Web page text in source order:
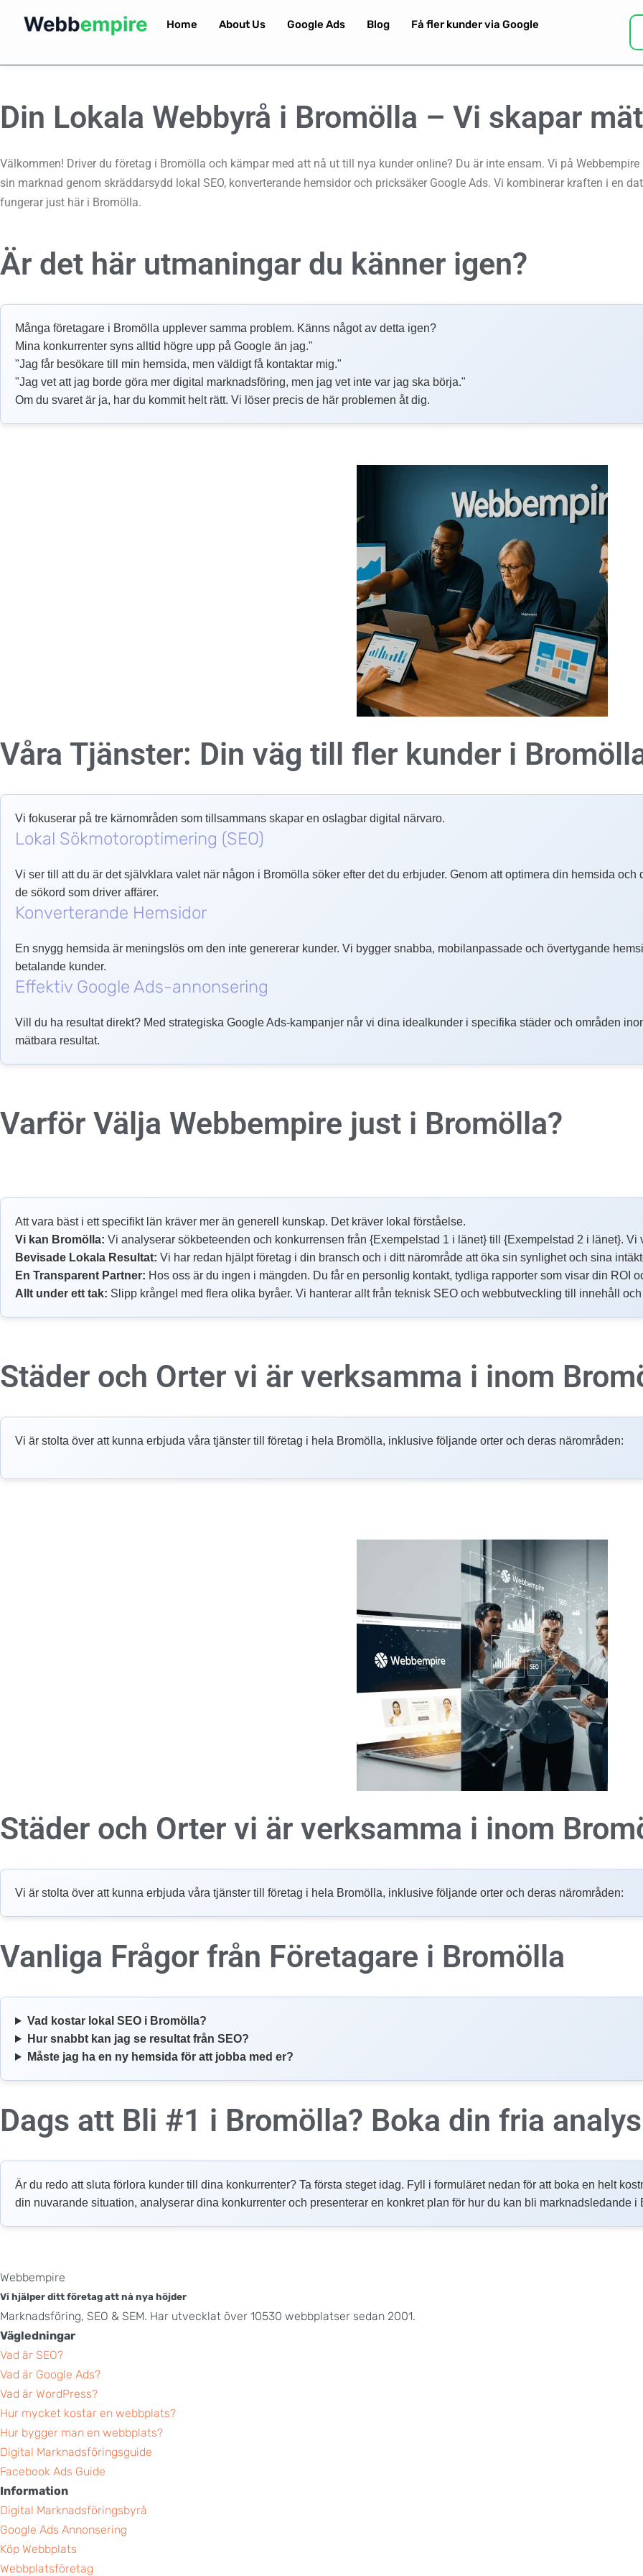
Home About Us Google Ads Blog Få fler kunder via Google
Din Lokala Webbyrå i Bromölla – Vi skapar
Välkommen! Driver du företag i Bromölla och kämpar med att nå ut till nya kunder online? Du är inte ensam. Vi på
sin marknad genom skräddarsydd lokal SEO, konverterande hemsidor och pricksäker Google Ads. Vi kombinerar kraften i en
fungerar just här i Bromölla.
Är det här utmaningar du känner igen?
Många företagare i Bromölla upplever samma problem. Känns något av detta igen?
Mina konkurrenter syns alltid högre upp på Google än jag."
"Jag får besökare till min hemsida, men väldigt få kontaktar mig."
"Jag vet att jag borde göra mer digital marknadsföring, men jag vet inte var jag ska börja."
Om du svaret är ja, har du kommit helt rätt. Vi löser precis de här problemen åt dig.
Våra Tjänster: Din väg till fler kunder i
Vi fokuserar på tre kärnområden som tillsammans skapar en oslagbar digital närvaro.
Lokal Sökmotoroptimering (SEO)
Vi ser till att du är det självklara valet när någon i Bromölla söker efter det du erbjuder. Genom att optimera din hemsida
de sökord som driver affärer.
Konverterande Hemsidor
En snygg hemsida är meningslös om den inte genererar kunder. Vi bygger snabba, mobilanpassade och övertygande
betalande kunder.
Effektiv Google Ads-annonsering
Vill du ha resultat direkt? Med strategiska Google Ads-kampanjer når vi dina idealkunder i specifika städer och områden
mätbara resultat.
Varför Välja Webbempire just i Bromölla?
Att vara bäst i ett specifikt län kräver mer än generell kunskap. Det kräver lokal förståelse.
Vi kan Bromölla: Vi analyserar sökbeteenden och konkurrensen från {Exempelstad 1 i länet} till {Exempelstad 2 i länet}. Vi
Bevisade Lokala Resultat: Vi har redan hjälpt företag i din bransch och i ditt närområde att öka sin synlighet och sina
En Transparent Partner: Hos oss är du ingen i mängden. Du får en personlig kontakt, tydliga rapporter som visar din ROI
Allt under ett tak: Slipp krångel med flera olika byråer. Vi hanterar allt från teknisk SEO och webbutveckling till innehåll
Städer och Orter vi är verksamma i inom
Vi är stolta över att kunna erbjuda våra tjänster till företag i hela Bromölla, inklusive följande orter och deras närområden:
Städer och Orter vi är verksamma i inom
Vi är stolta över att kunna erbjuda våra tjänster till företag i hela Bromölla, inklusive följande orter och deras närområden:
Vanliga Frågor från Företagare i Bromölla
Vad kostar lokal SEO i Bromölla?
Hur snabbt kan jag se resultat från SEO?
Måste jag ha en ny hemsida för att jobba med er?
Dags att Bli #1 i Bromölla? Boka din fria
Är du redo att sluta förlora kunder till dina konkurrenter? Ta första steget idag. Fyll i formuläret nedan för att boka en helt
din nuvarande situation, analyserar dina konkurrenter och presenterar en konkret plan för hur du kan bli marknadsledande i
Webbempire
Vi hjälper ditt företag att nå nya höjder
Marknadsföring, SEO & SEM. Har utvecklat över 10530 webbplatser sedan 2001.
Vägledningar
Vad är SEO?
Vad är Google Ads?
Vad är WordPress?
Hur mycket kostar en webbplats?
Hur bygger man en webbplats?
Digital Marknadsföringsguide
Facebook Ads Guide
Information
Digital Marknadsföringsbyrå
Google Ads Annonsering
Köp Webbplats
Webbplatsföretag